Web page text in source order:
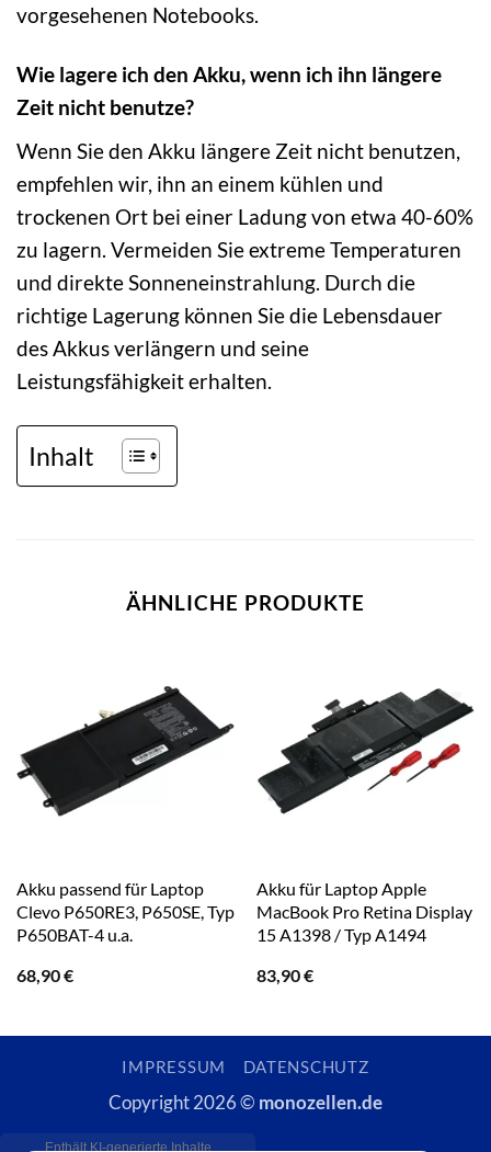
vorgesehenen Notebooks.
Wie lagere ich den Akku, wenn ich ihn längere
Zeit nicht benutze?
Wenn Sie den Akku längere Zeit nicht benutzen,
empfehlen wir, ihn an einem kühlen und
trockenen Ort bei einer Ladung von etwa 40-60%
zu lagern. Vermeiden Sie extreme Temperaturen
und direkte Sonneneinstrahlung. Durch die
richtige Lagerung können Sie die Lebensdauer
des Akkus verlängern und seine
Leistungsfähigkeit erhalten.
Inhalt
ÄHNLICHE PRODUKTE
Akku passend für Laptop
Clevo P650RE3, P650SE, Typ
P650BAT-4 u.a.
68,90€
Akku für Laptop Apple
MacBook Pro Retina Display
15 A1398 / Typ A1494
83,90€
IMPRESSUM DATENSCHUTZ
Copyright 2026 © monozellen.de